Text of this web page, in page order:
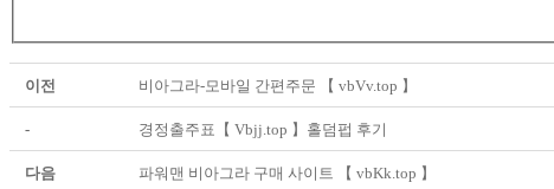
이전 비아그라-모바일 간편주문 【 vbVv.top 】
- 경정출주표【 Vbjj.top 】홀덤펍 후기
다음 파워맨 비아그라 구매 사이트 【 vbKk.top 】